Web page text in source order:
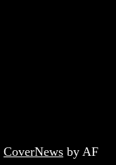
CoverNews by AF